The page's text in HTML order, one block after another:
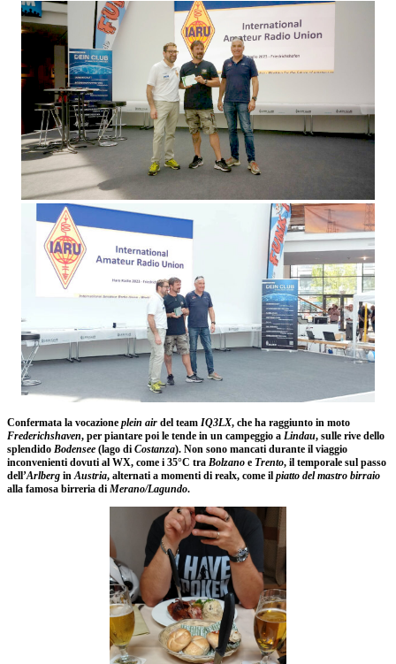
Confermata la vocazione plein air del team IQ3LX, che ha raggiunto in moto
Frederichshaven, per piantare poi le tende in un campeggio a Lindau, sulle rive dello
splendido Bodensee (lago di Costanza). Non sono mancati durante il viaggio
inconvenienti dovuti al WX, come i 35°C tra Bolzano e Trento, il temporale sul passo
dell’Arlberg in Austria, alternati a momenti di realx, come il piatto del mastro birraio
alla famosa birreria di Merano/Lagundo.